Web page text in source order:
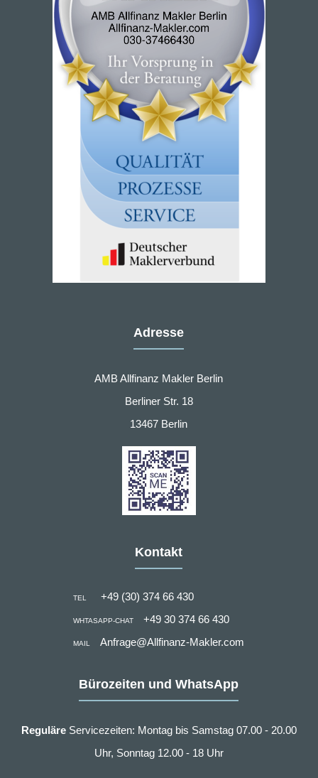
Adresse
AMB Allfinanz Makler Berlin
Berliner Str. 18
13467 Berlin
Kontakt
TEL +49 (30) 374 66 430
WHTASAPP-CHAT +49 30 374 66 430
MAIL Anfrage@Allfinanz-Makler.com
Bürozeiten und WhatsApp
ReguläreServicezeiten: Montag bis Samstag 07.00 - 20.00
Uhr, Sonntag 12.00 - 18 Uhr